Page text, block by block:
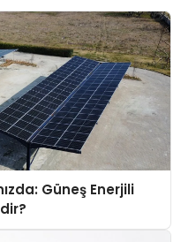
Güneş Enerjili